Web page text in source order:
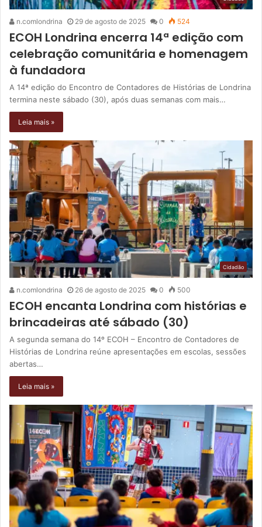
n.comlondrina 29 de agosto de 2025 0 524
ECOH Londrina encerra 14ª edição com
celebração comunitária e homenagem
à fundadora
A 14ª edição do Encontro de Contadores de Histórias de Londrina
termina neste sábado (30), após duas semanas com mais…
Leia mais »
Cidadão
n.comlondrina 26 de agosto de 2025 0 500
ECOH encanta Londrina com histórias e
brincadeiras até sábado (30)
A segunda semana do 14º ECOH – Encontro de Contadores de
Histórias de Londrina reúne apresentações em escolas, sessões
abertas…
Leia mais »